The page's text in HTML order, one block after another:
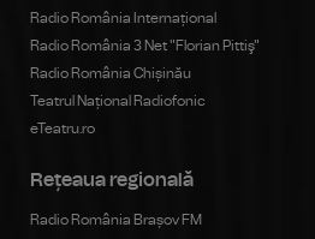
Radio România Internațional
Radio România 3 Net "Florian Pittiş"
Radio România Chișinău
Teatrul Național Radiofonic
eTeatru.ro
Rețeaua regională
Radio România Brașov FM